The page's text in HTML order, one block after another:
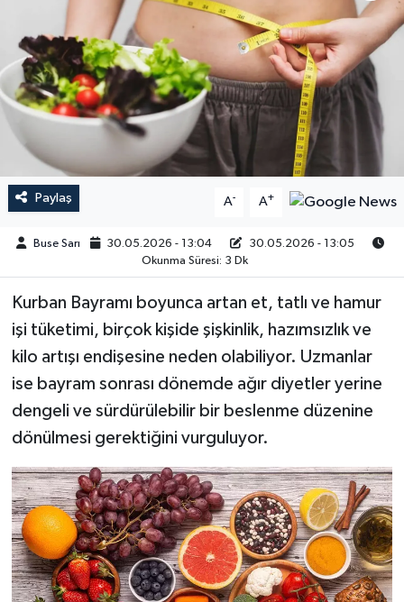
Paylaş A- A+
Buse Sarı 30.05.2026 - 13:04
30.05.2026 - 13:05
Okunma Süresi: 3 Dk
Kurban Bayramı boyunca artan et, tatlı ve hamur
işi tüketimi, birçok kişide şişkinlik, hazımsızlık ve
kilo artışı endişesine neden olabiliyor. Uzmanlar
ise bayram sonrası dönemde ağır diyetler yerine
dengeli ve sürdürülebilir bir beslenme düzenine
dönülmesi gerektiğini vurguluyor.